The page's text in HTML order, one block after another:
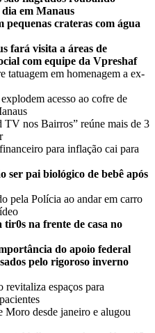
em Manaus
pequenas crateras com água
fará visita a áreas de
com equipe da Vpreshaf
tatuagem em homenagem a ex-
acesso ao cofre de
TV nos Bairros” reúne mais de 3
para inflação cai para
ser pai biológico de bebê após
pela Polícia ao andar em carro
tir0s na frente de casa no
do apoio federal
pelo rigoroso inverno
espaços para
Moro desde janeiro e alugou